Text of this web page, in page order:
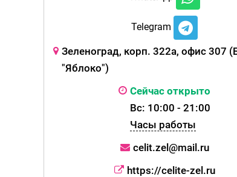
Telegram
Зеленоград, корп. 322а, офис 307
"Яблоко")
Сейчас открыто
Вс: 10:00 - 21:00
Часы работы
celit.zel@mail.ru
https://celite-zel.ru